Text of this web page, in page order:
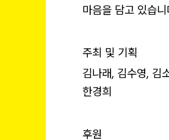
마음을 담고 있습니
주최 및 기획
김나래, 김수영, 김
한경희
후원